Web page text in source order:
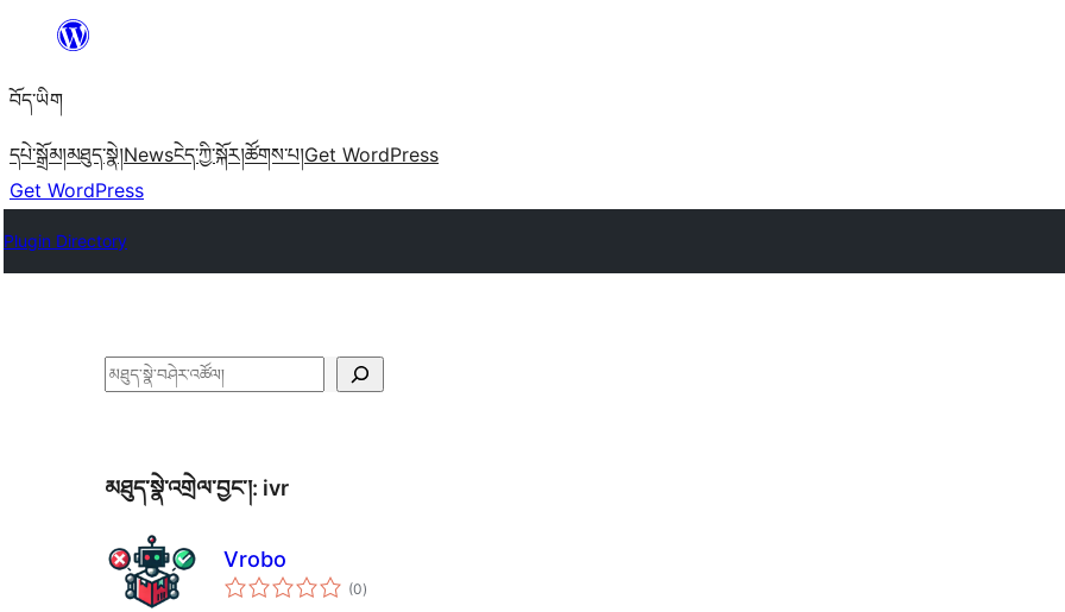
content
བོད་ཡིག
དཔེ་སྒྲོམ།མཐུད་སྣེ།Newsངེད་ཀྱི་སྐོར།ཚོགས་པ།Get WordPress
Get WordPress
Plugin Directory
བཤེར་
མཐུད་སྣེ་འགྲེལ་བྱང་།: ivr
Vrobo
(0གདེང་
འཇོག་
)